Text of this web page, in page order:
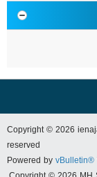
Copyright © 2026
reserved
Powered byvBulletin®